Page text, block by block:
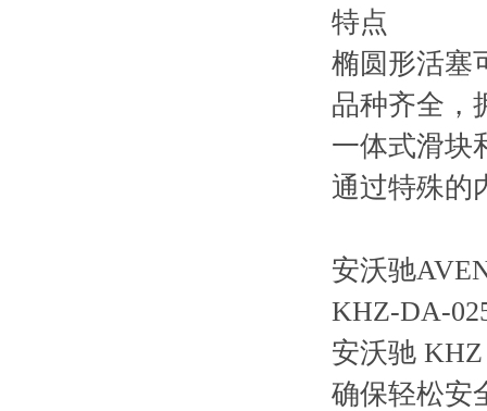
特点
椭圆形活塞
品种齐全，
一体式滑块
通过特殊的
安沃驰
KHZ-DA-
安沃驰
确保轻松安